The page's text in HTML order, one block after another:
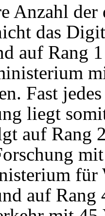
Anzahl
das
auf Rang
Fast
liegt
auf Rang
auf